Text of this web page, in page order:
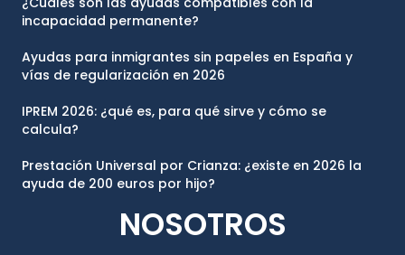
incapacidad permanente?
Ayudas para inmigrantes sin papeles en España y
vías de regularización en 2026
IPREM 2026: ¿qué es, para qué sirve y cómo se
calcula?
Prestación Universal por Crianza: ¿existe en 2026 la
ayuda de 200 euros por hijo?
NOSOTROS